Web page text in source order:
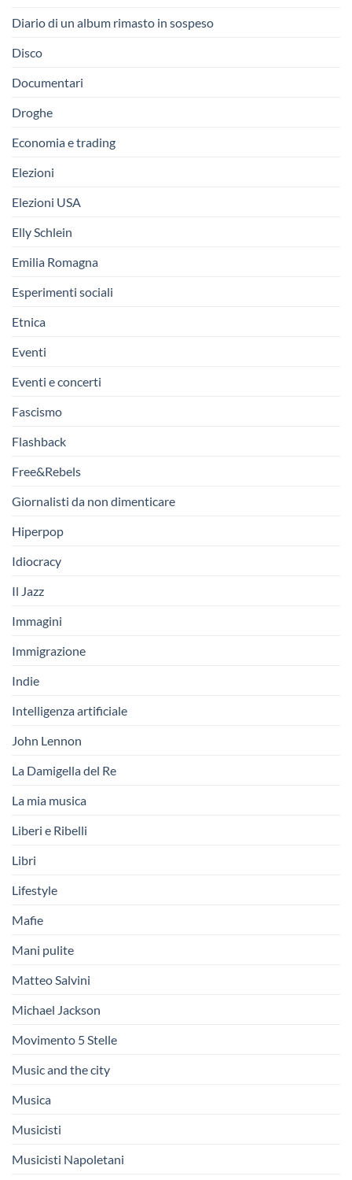
Diario di un album rimasto in sospeso
Disco
Documentari
Droghe
Economia e trading
Elezioni
Elezioni USA
Elly Schlein
Emilia Romagna
Esperimenti sociali
Etnica
Eventi
Eventi e concerti
Fascismo
Flashback
Free&Rebels
Giornalisti da non dimenticare
Hiperpop
Idiocracy
Il Jazz
Immagini
Immigrazione
Indie
Intelligenza artificiale
John Lennon
La Damigella del Re
La mia musica
Liberi e Ribelli
Libri
Lifestyle
Mafie
Mani pulite
Matteo Salvini
Michael Jackson
Movimento 5 Stelle
Music and the city
Musica
Musicisti
Musicisti Napoletani